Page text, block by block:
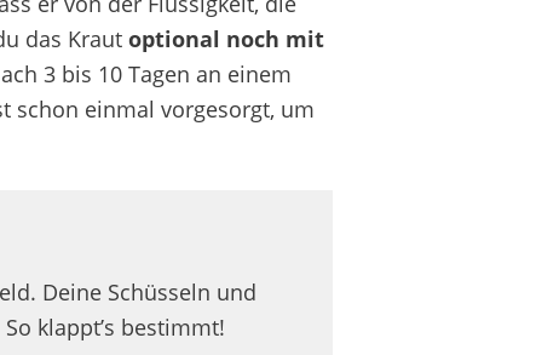
das Kraut optional noch mit
3 bis 10 Tagen an einem
schon einmal vorgesorgt, um
Deine Schüsseln und
klappt’s bestimmt!